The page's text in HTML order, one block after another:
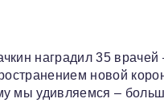
наградил 35
новой
мы удивляемся –